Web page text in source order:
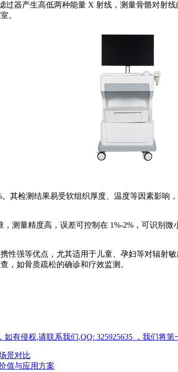
器产生高低两种能量 X 射线，测量骨骼对射
。
其检测结果易受软组织厚度、温度等因素影
测量精度高，误差可控制在 1%-2%，可识别
性强等优点，尤其适用于儿童、孕妇等对辐射
，如骨质疏松的确诊和疗效监测。
有侵权,请联系我们,QQ: 325925635 ，我们将第
景对比
值与应用方案